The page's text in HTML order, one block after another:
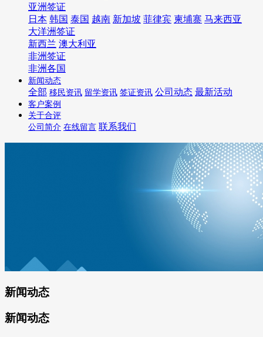
亚洲签证
日本 韩国 泰国 越南 新加坡 菲律宾 柬埔寨 马来西亚
大洋洲签证
新西兰 澳大利亚
非洲签证
非洲各国
新闻动态
全部 移民资讯 留学资讯 签证资讯 公司动态 最新活动
客户案例
关于合评
公司简介 在线留言 联系我们
新闻动态
新闻动态